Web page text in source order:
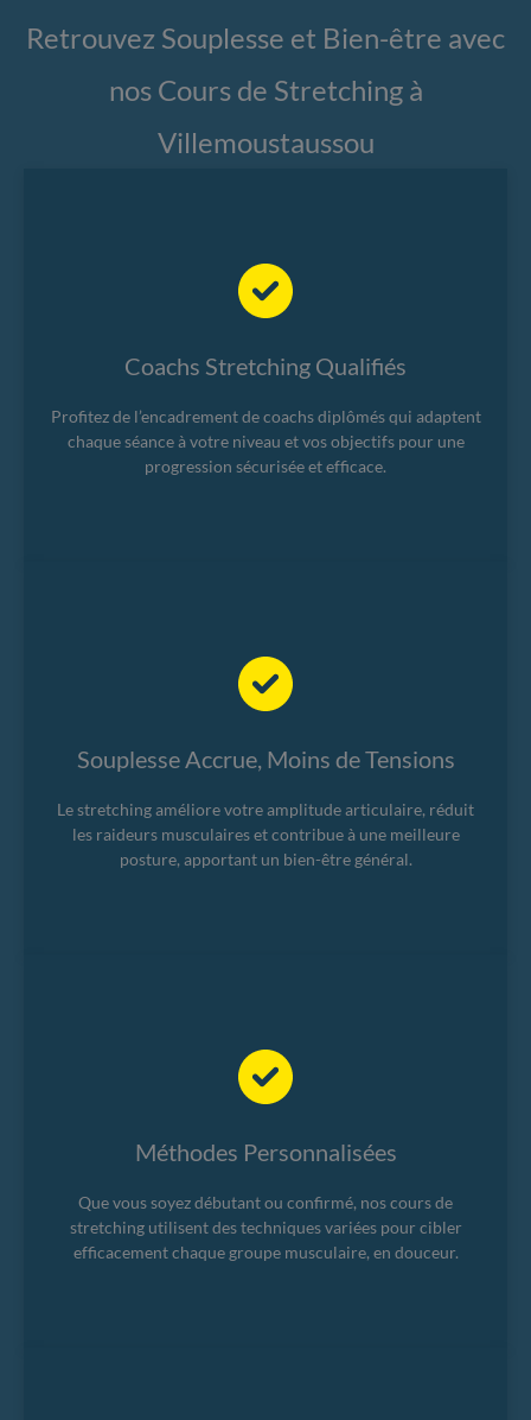
Retrouvez Souplesse et Bien-être avec
nos Cours de Stretching à
Villemoustaussou
Coachs Stretching Qualifiés
Profitez de l’encadrement de coachs diplômés qui adaptent
chaque séance à votre niveau et vos objectifs pour une
progression sécurisée et efficace.
Souplesse Accrue, Moins de Tensions
Le stretching améliore votre amplitude articulaire, réduit
les raideurs musculaires et contribue à une meilleure
posture, apportant un bien-être général.
Méthodes Personnalisées
Que vous soyez débutant ou confirmé, nos cours de
stretching utilisent des techniques variées pour cibler
efficacement chaque groupe musculaire, en douceur.